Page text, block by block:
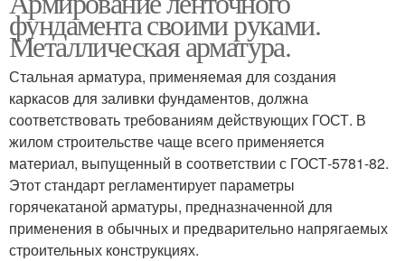
фундамента своими руками.
Металлическая арматура.
Стальная арматура, применяемая для создания
каркасов для заливки фундаментов, должна
соответствовать требованиям действующих ГОСТ. В
жилом строительстве чаще всего применяется
материал, выпущенный в соответствии с ГОСТ-5781-82.
Этот стандарт регламентирует параметры
горячекатаной арматуры, предназначенной для
применения в обычных и предварительно напрягаемых
строительных конструкциях.